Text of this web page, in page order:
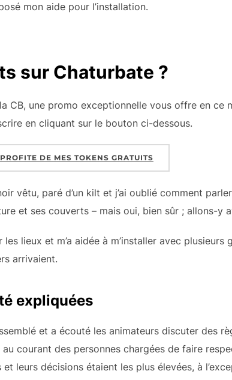
mon aide pour l’installation.
sur Chaturbate ?
CB, une promo exceptionnelle vous offre en ce
en cliquant sur le bouton ci-dessous.
DE MES TOKENS GRATUITS
vêtu, paré d’un kilt et j’ai oublié comment
et ses couverts – mais oui, bien sûr ; allons-y
lieux et m’a aidée à m’installer avec plusieurs
arrivaient.
expliquées
et a écouté les animateurs discuter des
courant des personnes chargées de faire
leurs décisions étaient les plus élevées, à